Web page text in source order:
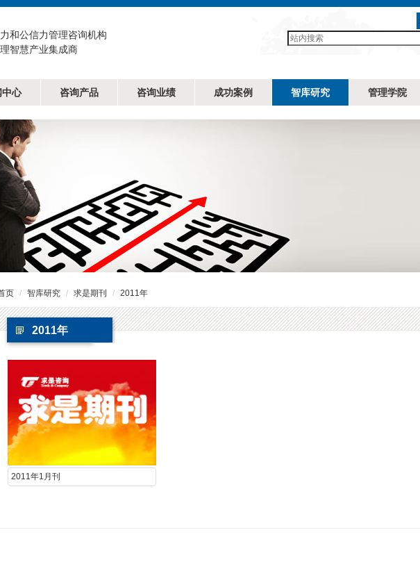
和公信力管理咨询机构
智慧产业集成商
中心 咨询产品 咨询业绩 成功案例 智库研究 管理学院
页 智库研究 求是期刊 2011年
2011年
2011年1月刊